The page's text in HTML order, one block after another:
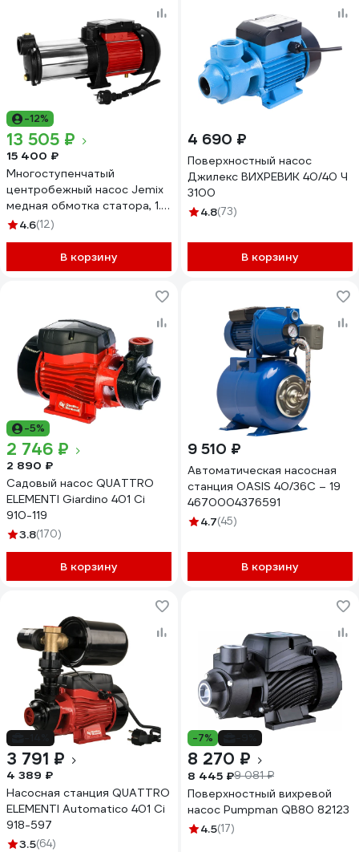
-12%
13 505 ₽
15 400 ₽
Многоступенчатый
центробежный насос Jemix
медная обмотка статора, 1.5
кВт, напор 64 м,
мин, макс. глубина
всасывания 8 м, крыльчатка
4.6(12)
В корзину
4 690 ₽
Поверхностный насос
Джилекс ВИХРЕВИК 40/40 Ч
3100
4.8(73)
В корзину
-5%
2 746 ₽
2 890 ₽
Садовый насос QUATTRO
ELEMENTI Giardino 401 Ci
910-119
3.8(170)
В корзину
9 510 ₽
Автоматическая насосная
станция OASIS 40/36C – 19
4670004376591
4.7(45)
В корзину
3 791 ₽
4 389 ₽
Насосная станция QUATTRO
ELEMENTI Automatico 401 Ci
918-597
3.5(64)
-7%
8 270 ₽
8 445 ₽9 081 ₽
Поверхностный вихревой
насос Pumpman QB80 82123
4.5(17)